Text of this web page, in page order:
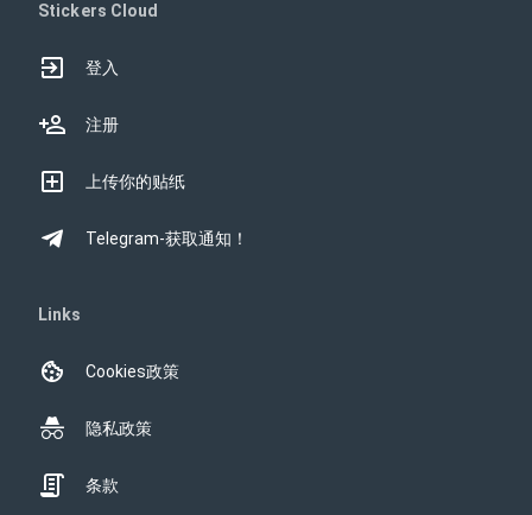
Stickers Cloud
登入
注册
上传你的贴纸
Telegram-获取通知！
Links
Cookies政策
隐私政策
条款